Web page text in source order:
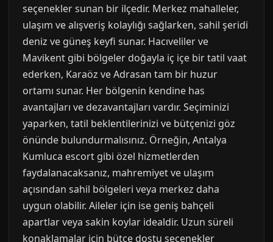
seçenekler sunan bir ilçedir. Merkez mahalleler,
ulaşım ve alışveriş kolaylığı sağlarken, sahil şeridi
deniz ve güneş keyfi sunar. Hacıveliler ve
Mavikent gibi bölgeler doğayla iç içe bir tatil vaat
ederken, Karaöz ve Adrasan tam bir huzur
ortamı sunar. Her bölgenin kendine has
avantajları ve dezavantajları vardır. Seçiminizi
yaparken, tatil beklentilerinizi ve bütçenizi göz
önünde bulundurmalısınız. Örneğin, Antalya
Kumluca escort gibi özel hizmetlerden
faydalanacaksanız, mahremiyet ve ulaşım
açısından sahil bölgeleri veya merkez daha
uygun olabilir. Aileler için ise geniş bahçeli
apartlar veya sakin koylar idealdir. Uzun süreli
konaklamalar için bütçe dostu seçenekler